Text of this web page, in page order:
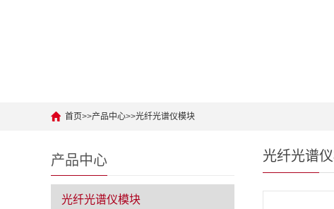
首页>>产品中心>>光纤光谱仪模块
产品中心
光纤光谱仪模块
光纤光谱